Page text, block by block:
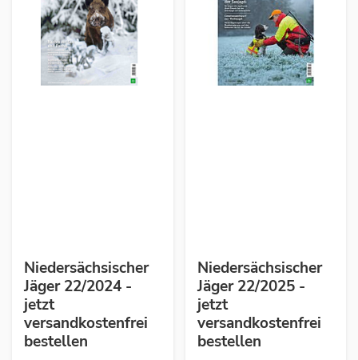
Niedersächsischer
Jäger 22/2024 -
jetzt
versandkostenfrei
bestellen
Niedersächsischer
Jäger 22/2025 -
jetzt
versandkostenfrei
bestellen